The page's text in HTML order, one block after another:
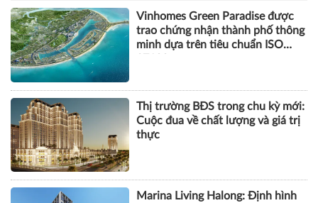
Vinhomes Green Paradise được
trao chứng nhận thành phố thông
minh dựa trên tiêu chuẩn ISO
Thị trường BĐS trong chu kỳ mới:
Cuộc đua về chất lượng và giá trị
thực
Marina Living Halong: Định hình